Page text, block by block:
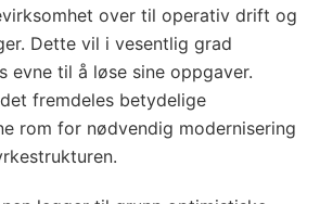
over til operativ drift og
Dette vil i vesentlig grad
evne til å løse sine oppgaver.
fremdeles betydelige
rom for nødvendig modernisering